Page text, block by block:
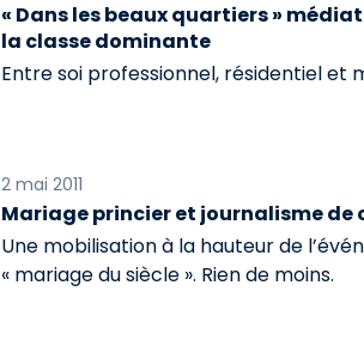
« Dans les beaux quartiers »
la classe dominante
Entre soi professionnel, résidentiel et
2 mai 2011
Mariage princier et journalisme de
Une mobilisation à la hauteur de
« mariage du siècle ». Rien de moins.